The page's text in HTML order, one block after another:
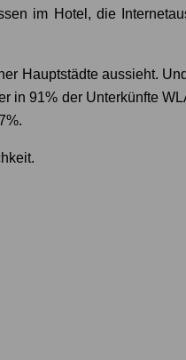
im Hotel, die
Hauptstädte aussieht.
91% der Unterkünfte